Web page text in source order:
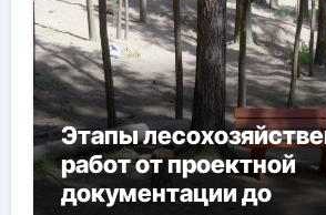
Этапы
работ от проектной
документации до